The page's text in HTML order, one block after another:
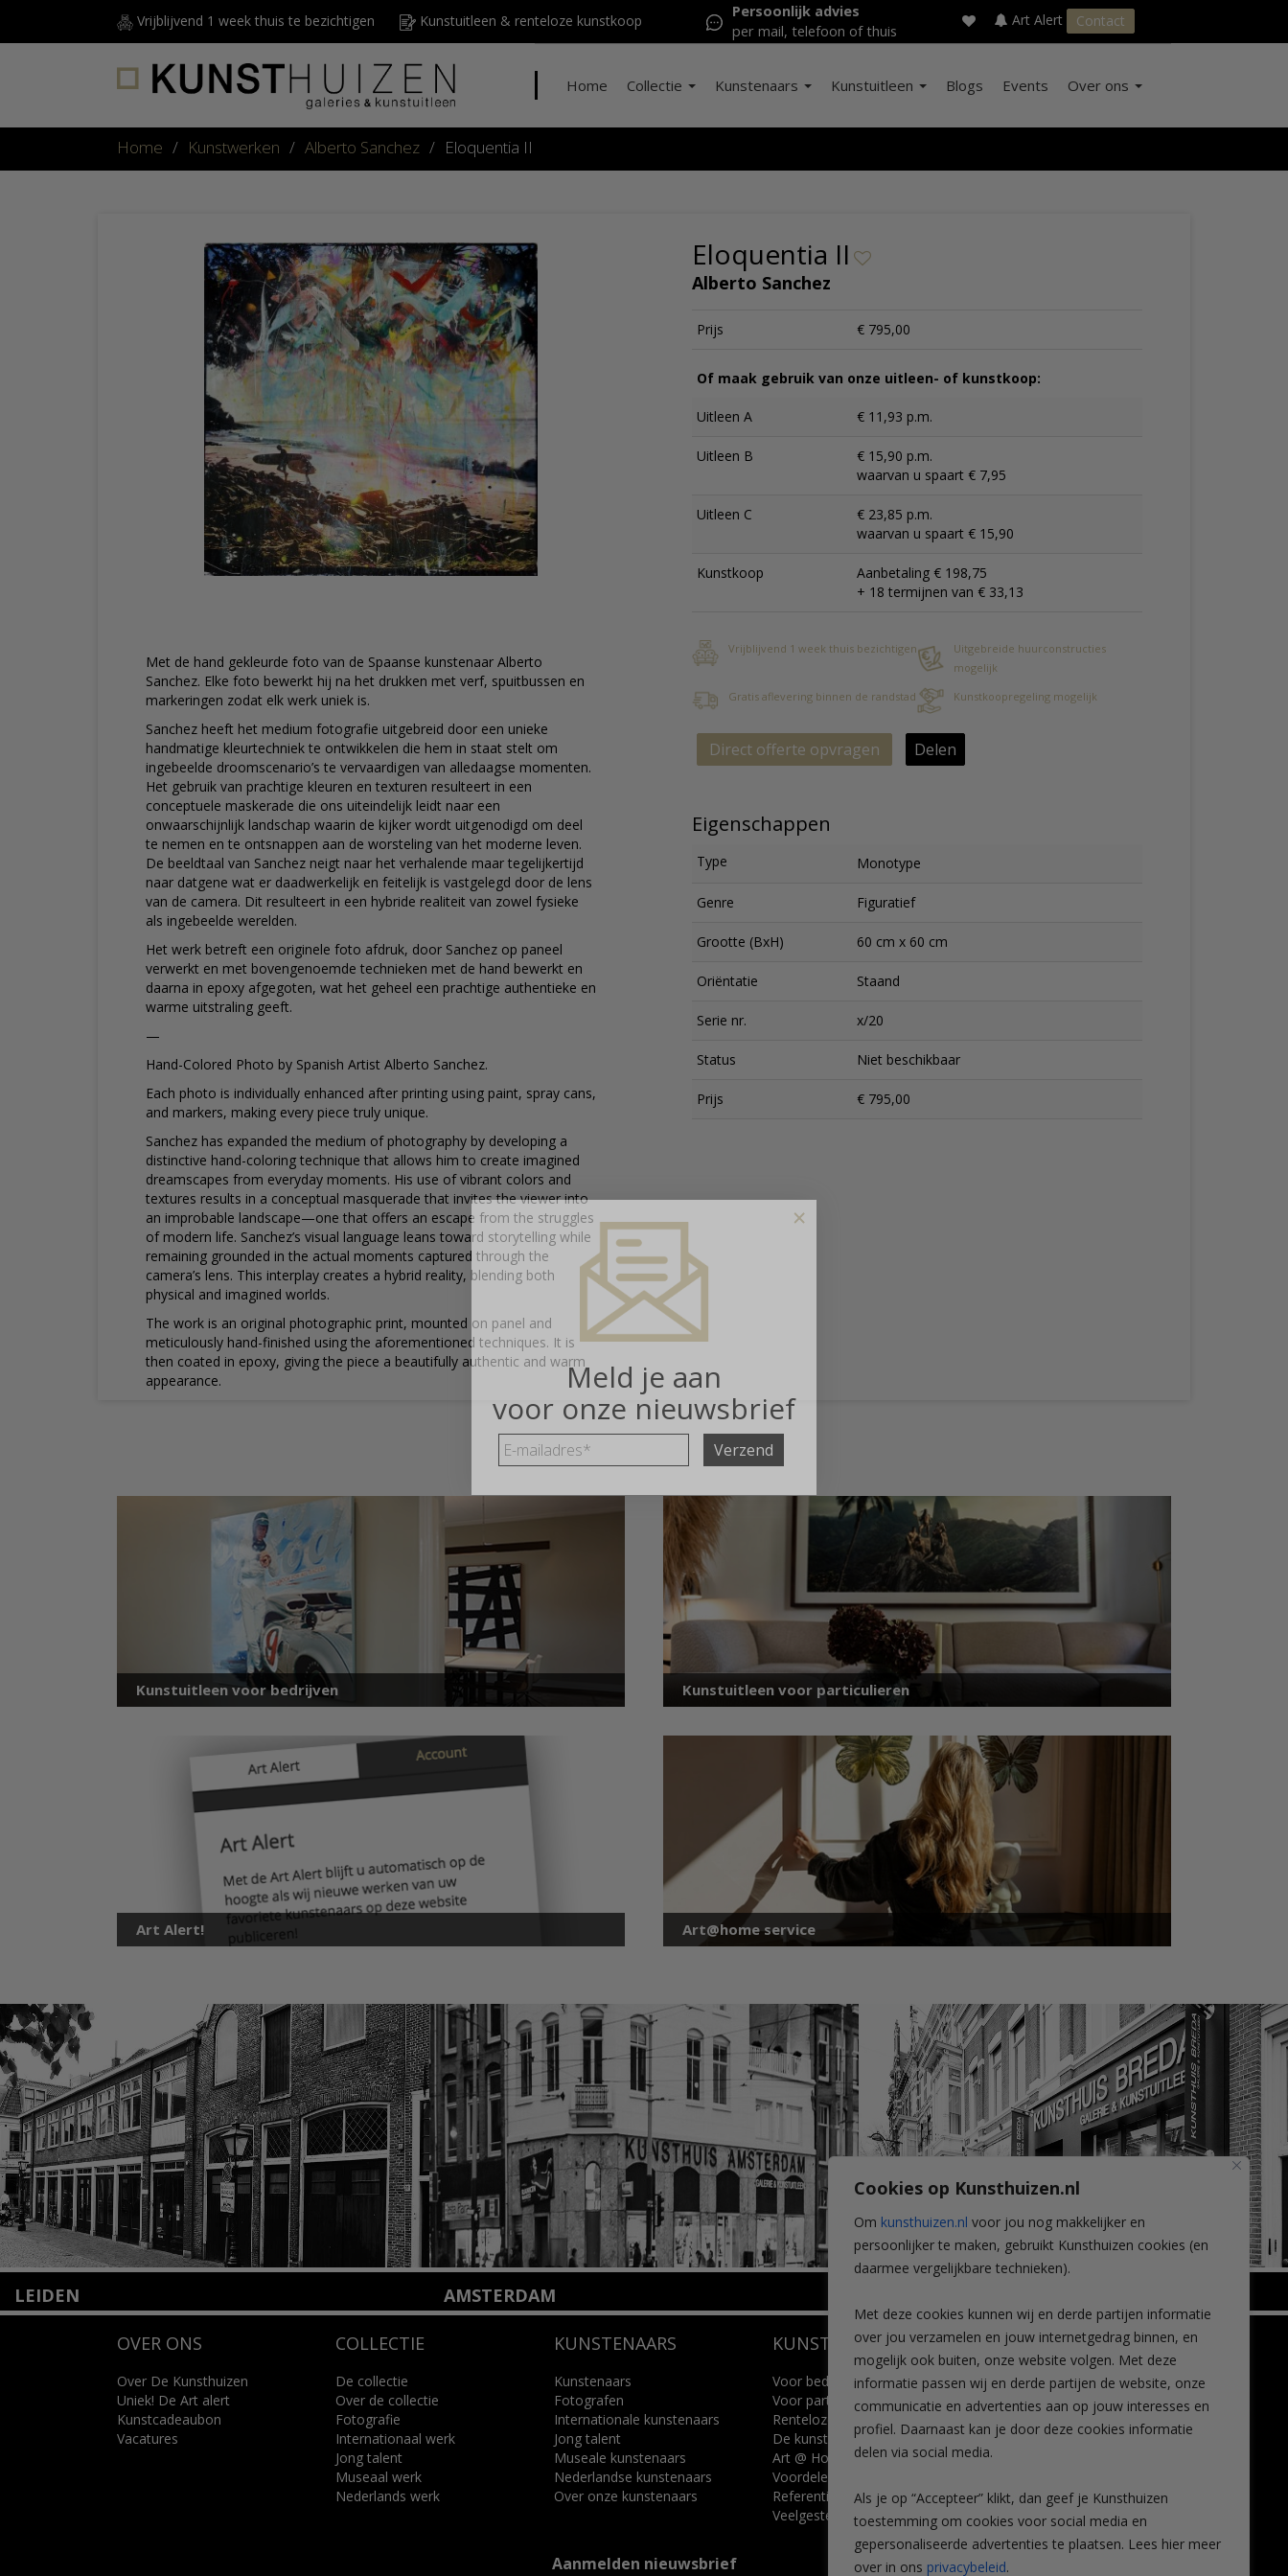
Cookies op Kunsthuizen.nl
Om kunsthuizen.nl voor jou nog makkelijker en
persoonlijker te maken, gebruikt Kunsthuizen cookies (en
daarmee vergelijkbare technieken).
Met deze cookies kunnen wij en derde partijen informatie
over jou verzamelen en jouw internetgedrag binnen, en
mogelijk ook buiten, onze website volgen. Met deze
informatie passen wij en derde partijen de website, onze
communicatie en advertenties aan op jouw interesses en
profiel. Daarnaast kan je door deze cookies informatie
delen via social media.
Als je op “Accepteer” klikt, dan geef je Kunsthuizen
toestemming om cookies voor social media en
gepersonaliseerde advertenties te plaatsen. Lees hier meer
over in ons privacybeleid.
Vrijblijvend 1 week thuis te bezichtigen Kunstuitleen & renteloze kunstkoop
Persoonlijk advies
per mail, telefoon of thuis
Art Alert Contact
Home Collectie Kunstenaars Kunstuitleen Blogs Events Over ons
Home / Kunstwerken / Alberto Sanchez / Eloquentia II
Met de hand gekleurde foto van de Spaanse kunstenaar Alberto
Sanchez. Elke foto bewerkt hij na het drukken met verf, spuitbussen en
markeringen zodat elk werk uniek is.
Sanchez heeft het medium fotografie uitgebreid door een unieke
handmatige kleurtechniek te ontwikkelen die hem in staat stelt om
ingebeelde droomscenario’s te vervaardigen van alledaagse momenten.
Het gebruik van prachtige kleuren en texturen resulteert in een
conceptuele maskerade die ons uiteindelijk leidt naar een
onwaarschijnlijk landschap waarin de kijker wordt uitgenodigd om deel
te nemen en te ontsnappen aan de worsteling van het moderne leven.
De beeldtaal van Sanchez neigt naar het verhalende maar tegelijkertijd
naar datgene wat er daadwerkelijk en feitelijk is vastgelegd door de lens
van de camera. Dit resulteert in een hybride realiteit van zowel fysieke
als ingebeelde werelden.
Het werk betreft een originele foto afdruk, door Sanchez op paneel
verwerkt en met bovengenoemde technieken met de hand bewerkt en
daarna in epoxy afgegoten, wat het geheel een prachtige authentieke en
warme uitstraling geeft.
—
Hand-Colored Photo by Spanish Artist Alberto Sanchez.
Each photo is individually enhanced after printing using paint, spray cans,
and markers, making every piece truly unique.
Sanchez has expanded the medium of photography by developing a
distinctive hand-coloring technique that allows him to create imagined
dreamscapes from everyday moments. His use of vibrant colors and
textures results in a conceptual masquerade that invites the viewer into
an improbable landscape—one that offers an escape from the struggles
of modern life. Sanchez’s visual language leans toward storytelling while
remaining grounded in the actual moments captured through the
camera’s lens. This interplay creates a hybrid reality, blending both
physical and imagined worlds.
The work is an original photographic print, mounted on panel and
meticulously hand-finished using the aforementioned techniques. It is
then coated in epoxy, giving the piece a beautifully authentic and warm
appearance.
Eloquentia II
Alberto Sanchez
Prijs € 795,00
Of maak gebruik van onze uitleen- of kunstkoop:
Uitleen A € 11,93 p.m.
Uitleen B
€ 15,90 p.m.
waarvan u spaart € 7,95
Uitleen C
€ 23,85 p.m.
waarvan u spaart € 15,90
Kunstkoop
Aanbetaling € 198,75
+ 18 termijnen van € 33,13
Vrijblijvend 1 week thuis bezichtigen
Uitgebreide huurconstructies
mogelijk
Gratis aflevering binnen de randstad
Kunstkoopregeling mogelijk
Direct offerte opvragen Delen
Eigenschappen
Type Monotype
Genre Figuratief
Grootte (BxH) 60 cm x 60 cm
Oriëntatie Staand
Serie nr. x/20
Status Niet beschikbaar
Prijs € 795,00
Kunstuitleen voor bedrijven Kunstuitleen voor particulieren
Art Alert! Art@home service
LEIDEN
info@kunsthuisleiden.nl
AMSTERDAM
1075 VX Amsterdam
info@kunsthuisamsterdam.nl
Lees meer
Wilhelminastraat 11
4818 SB Breda
+31 (0)76 5221309
info@kunsthuisbreda.nl
Lees meer
OVER ONS
Over De Kunsthuizen
Uniek! De Art alert
Kunstcadeaubon
Vacatures
COLLECTIE
De collectie
Over de collectie
Fotografie
Internationaal werk
Jong talent
Museaal werk
Nederlands werk
KUNSTENAARS
Kunstenaars
Fotografen
Internationale kunstenaars
Jong talent
Museale kunstenaars
Nederlandse kunstenaars
Over onze kunstenaars
KUNSTUITLEEN
Voor bedrijven
Voor particulieren
Renteloze kunstkoop
De kunstcadeaubon
Art @ Home service
Voordelen
Referenties
Veelgestelde vragen
CONTACT
Contact
Leiden
Amsterdam
Breda
Favorieten
Aanmelden nieuwsbrief
Meld je aan
voor onze nieuwsbrief
E-
mailadres *
×